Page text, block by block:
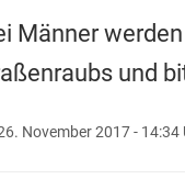
Männer
und
November 2017 - 14:34